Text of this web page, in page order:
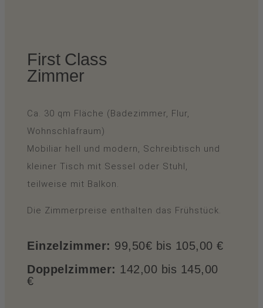
First Class
Zimmer
Ca. 30 qm Fläche (Badezimmer, Flur,
Wohnschlafraum)
Mobiliar hell und modern, Schreibtisch und
kleiner Tisch mit Sessel oder Stuhl,
teilweise mit Balkon.
Die Zimmerpreise enthalten das Frühstück.
Einzelzimmer: 99,50€ bis 105,00 €
Doppelzimmer: 142,00 bis 145,00
€